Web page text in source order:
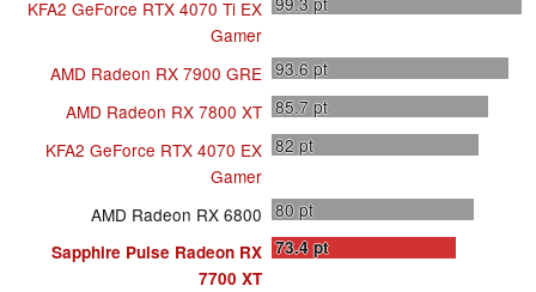
KFA2 GeForce RTX 4070 Ti EX
Gamer
AMD Radeon RX 7900 GRE 93.6 pt
AMD Radeon RX 7800 XT 85.7 pt
KFA2 GeForce RTX 4070 EX
Gamer
82 pt
AMD Radeon RX 6800 80 pt
Sapphire Pulse Radeon RX
7700 XT
73.4pt